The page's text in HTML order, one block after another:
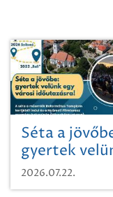
Séta a
gyertek
egy városi
időutazásra!
2026.07.22.